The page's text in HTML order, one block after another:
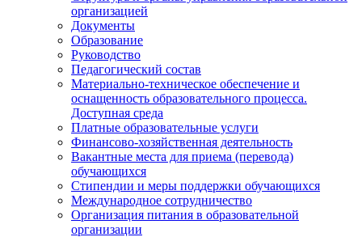
организацией
Документы
Образование
Руководство
Педагогический состав
Материально-техническое обеспечение и
оснащенность образовательного процесса.
Доступная среда
Платные образовательные услуги
Финансово-хозяйственная деятельность
Вакантные места для приема (перевода)
обучающихся
Стипендии и меры поддержки обучающихся
Международное сотрудничество
Организация питания в образовательной
организации